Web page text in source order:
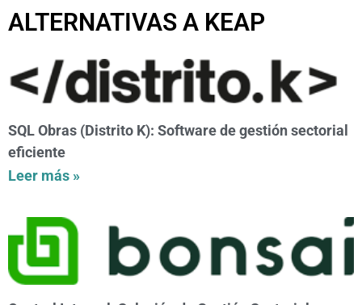
ALTERNATIVAS A KEAP
SQL Obras (Distrito K): Software de gestión sectorial
eficiente
Leer más »